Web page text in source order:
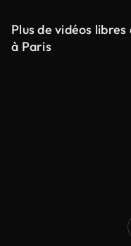
Plus de vidéos
à Paris